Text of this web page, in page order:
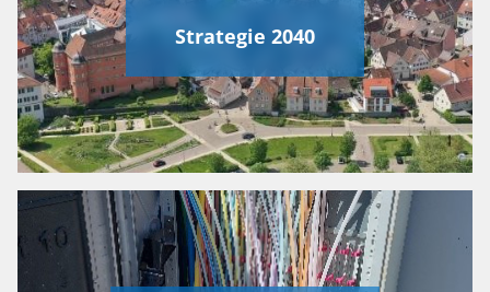
Strategie 2040